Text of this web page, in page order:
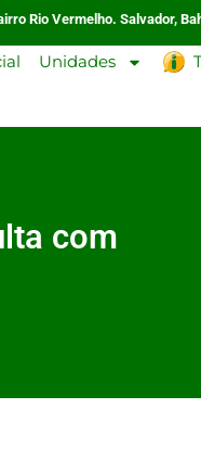
Rio Vermelho. Salvador,
Unidades
com